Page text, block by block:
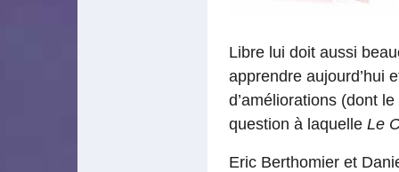
Libre lui doit aussi
apprendre aujourd’hui
d’améliorations (dont
question à laquelle Le
Eric Berthomier et